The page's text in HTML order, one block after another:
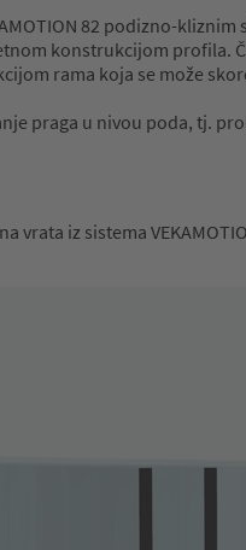
82 podizno-
konstrukcijom profila.
rama koja se može
praga u nivou poda, tj.
iz sistema